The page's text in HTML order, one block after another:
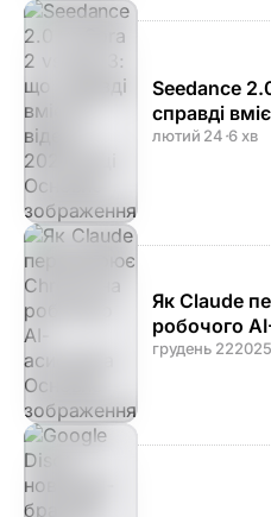
Seedance
справді
лютий 24·6 хв
Як Claude
робочого
грудень 222025